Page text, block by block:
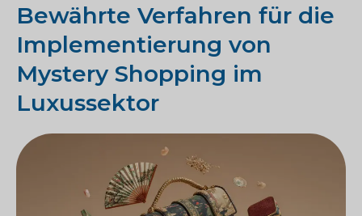
Bewährte Verfahren für die
Implementierung von
Mystery Shopping im
Luxussektor